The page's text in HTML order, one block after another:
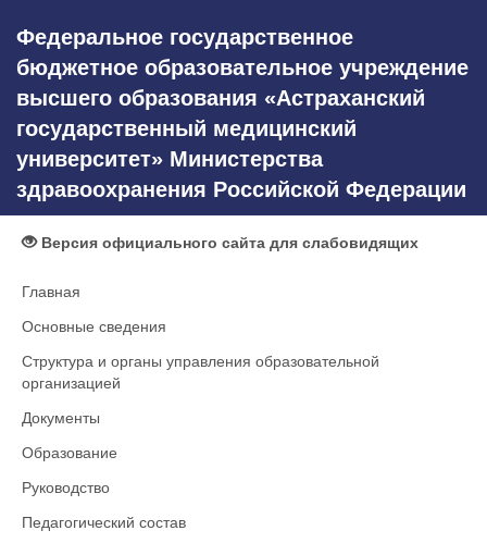
Федеральное государственное
бюджетное образовательное учреждение
высшего образования «Астраханский
государственный медицинский
университет» Министерства
здравоохранения Российской Федерации
Версия официального сайта для слабовидящих
Главная
Основные сведения
Структура и органы управления образовательной
организацией
Документы
Образование
Руководство
Педагогический состав